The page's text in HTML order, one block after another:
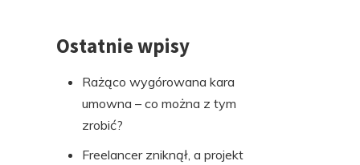
Ostatnie wpisy
Rażąco wygórowana kara
umowna – co można z tym
zrobić?
Freelancer zniknął, a projekt